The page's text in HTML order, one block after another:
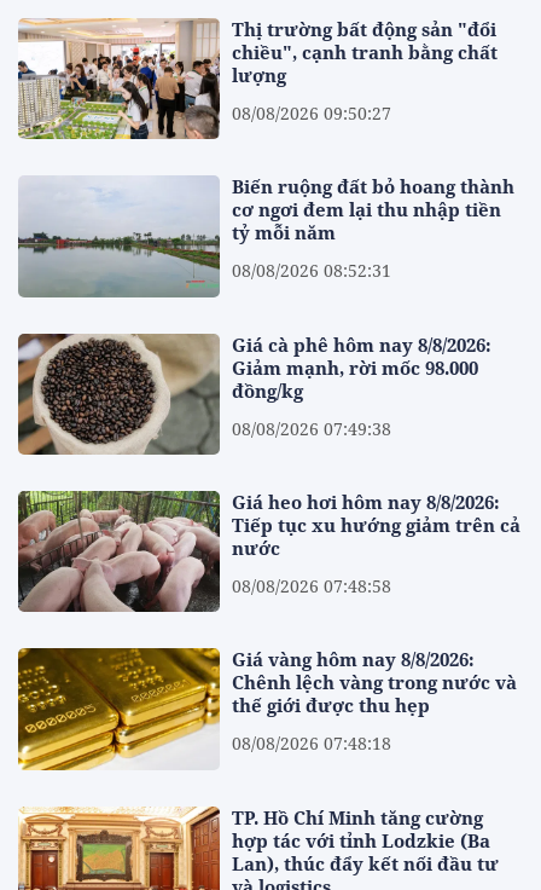
Thị trường bất động sản "đổi
chiều", cạnh tranh bằng chất
lượng
08/08/2026 09:50:27
Biến ruộng đất bỏ hoang thành
cơ ngơi đem lại thu nhập tiền
tỷ mỗi năm
08/08/2026 08:52:31
Giá cà phê hôm nay 8/8/2026:
Giảm mạnh, rời mốc 98.000
đồng/kg
08/08/2026 07:49:38
Giá heo hơi hôm nay 8/8/2026:
Tiếp tục xu hướng giảm trên cả
nước
08/08/2026 07:48:58
Giá vàng hôm nay 8/8/2026:
Chênh lệch vàng trong nước và
thế giới được thu hẹp
08/08/2026 07:48:18
TP. Hồ Chí Minh tăng cường
hợp tác với tỉnh Lodzkie (Ba
Lan), thúc đẩy kết nối đầu tư